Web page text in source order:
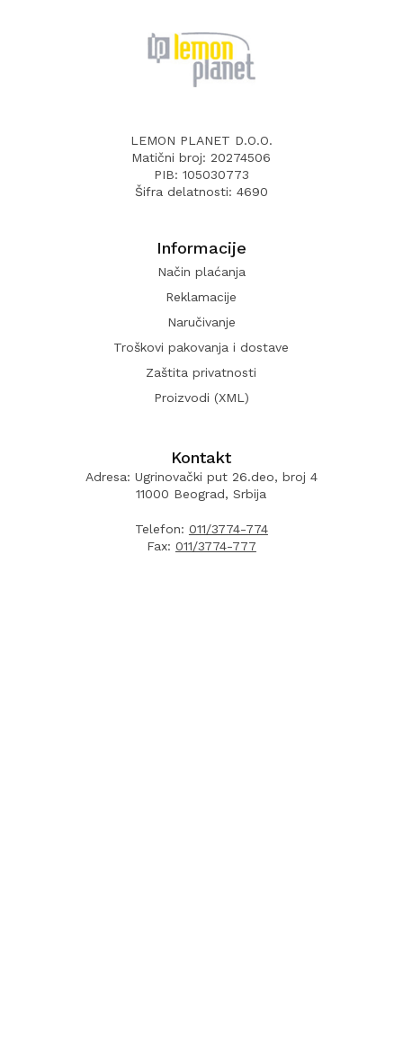
LEMON PLANET D.O.O.
Matični broj: 20274506
PIB: 105030773
Šifra delatnosti: 4690
Informacije
Način plaćanja
Reklamacije
Naručivanje
Troškovi pakovanja i dostave
Zaštita privatnosti
Proizvodi (XML)
Kontakt
Adresa: Ugrinovački put 26.deo, broj 4
11000 Beograd, Srbija
Telefon: 011/3774-774
Fax: 011/3774-777